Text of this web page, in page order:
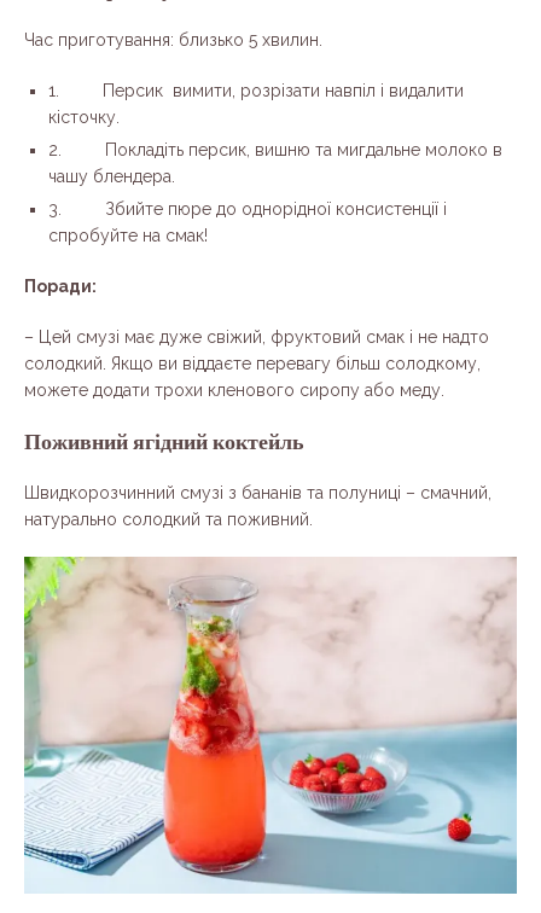
Час приготування: близько 5 хвилин.
1. Персик вимити, розрізати навпіл і видалити
кісточку.
2. Покладіть персик, вишню та мигдальне молоко в
чашу блендера.
3. Збийте пюре до однорідної консистенції і
спробуйте на смак!
Поради:
– Цей смузі має дуже свіжий, фруктовий смак і не надто
солодкий. Якщо ви віддаєте перевагу більш солодкому,
можете додати трохи кленового сиропу або меду.
Поживний ягідний коктейль
Швидкорозчинний смузі з бананів та полуниці – смачний,
натурально солодкий та поживний.